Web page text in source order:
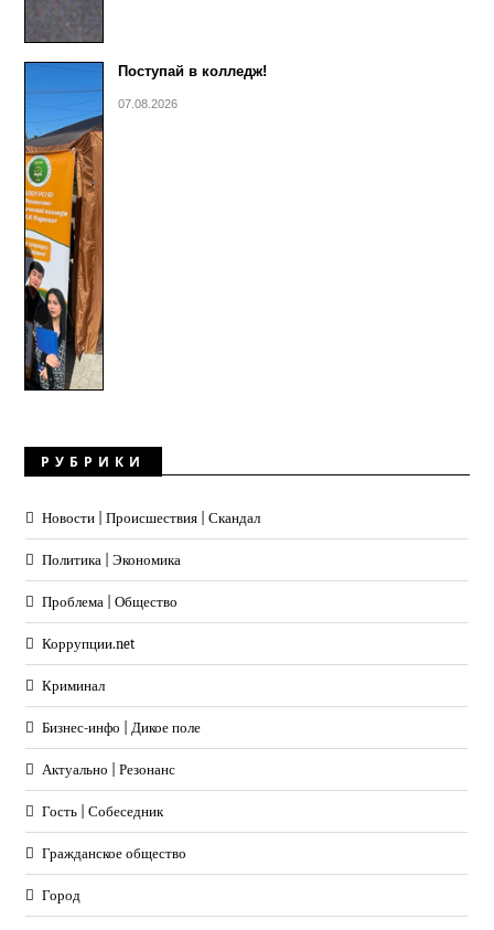
Поступай в колледж!
07.08.2026
РУБРИКИ
Новости | Происшествия | Скандал
Политика | Экономика
Проблема | Общество
Коррупции.net
Криминал
Бизнес-инфо | Дикое поле
Актуально | Резонанс
Гость | Собеседник
Гражданское общество
Город